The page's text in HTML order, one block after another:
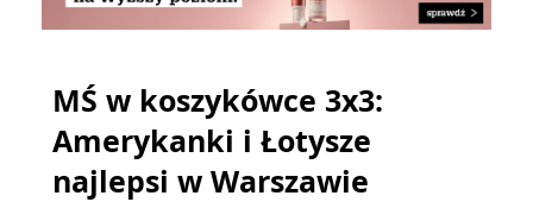
MŚ w koszykówce 3x3:
Amerykanki i Łotysze
najlepsi w Warszawie